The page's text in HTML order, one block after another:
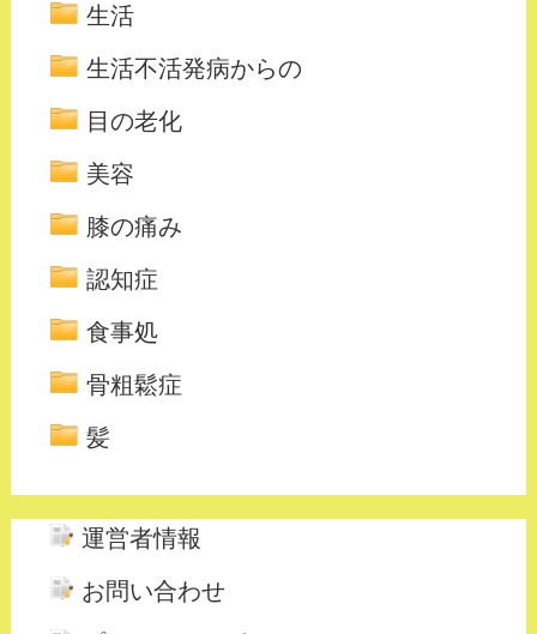
生活
生活不活発病からの
目の老化
美容
膝の痛み
認知症
食事処
骨粗鬆症
髪
運営者情報
お問い合わせ